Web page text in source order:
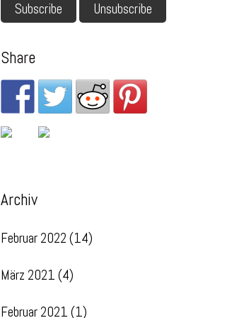
Share
Archiv
Februar 2022 (14)
März 2021 (4)
Februar 2021 (1)